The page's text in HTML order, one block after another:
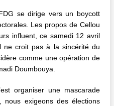
se dirige vers un boycott
Les propos de Cellou
influent, ce samedi 12 avril
ne croit pas à la sincérité du
comme une opération de
Doumbouya.
organiser une mascarade
nous exigeons des élections